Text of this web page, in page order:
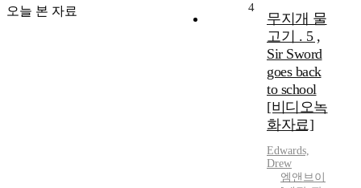
오늘 본 자료 4
무지개 물
고기 . 5 ,
Sir Sword
goes back
to school
[비디오녹
화자료]
Edwards,
Drew
엠앤브이